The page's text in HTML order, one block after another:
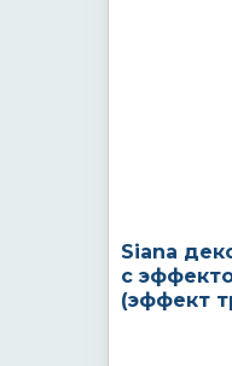
Siana
с
(эффект